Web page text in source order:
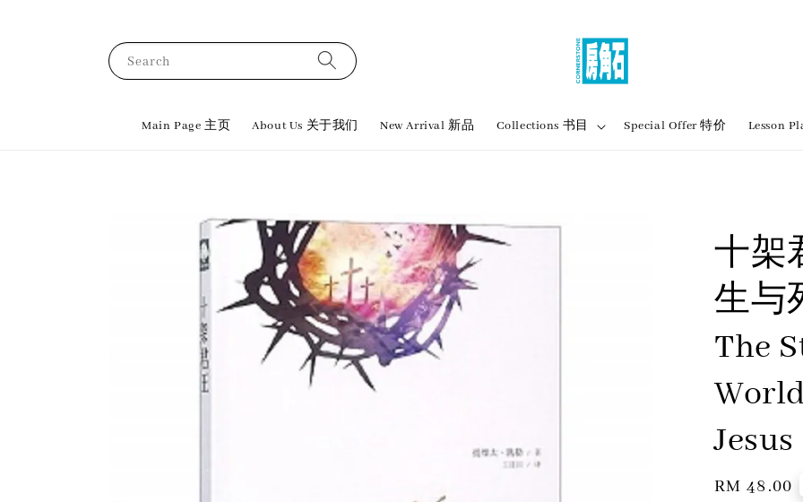
Search
Main Page 主页 About Us 关于我们 New Arrival 新品 Collections 书目 Special Offer 特价 Lesson
十架
生与
The
Jesus
Regular
RM 48.00